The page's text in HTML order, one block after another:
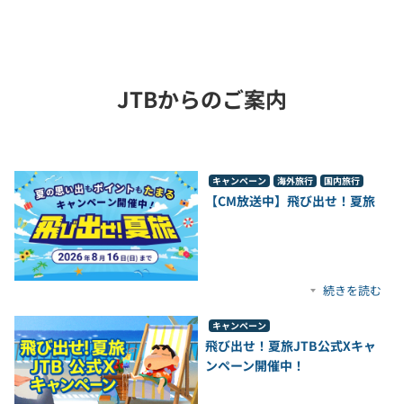
JTBからのご案内
キャンペーン 海外旅行 国内旅行
【CM放送中】飛び出せ！夏旅
続きを読む
キャンペーン
飛び出せ！夏旅JTB公式Xキャ
ンペーン開催中！